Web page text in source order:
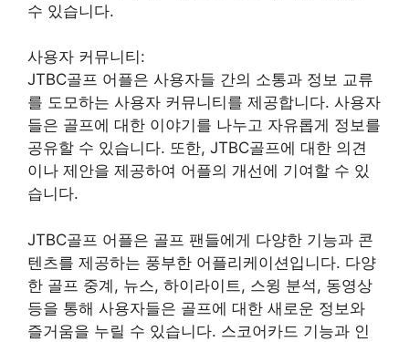
수 있습니다.
사용자 커뮤니티:
JTBC골프 어플은 사용자들 간의 소통과 정보 교류
를 도모하는 사용자 커뮤니티를 제공합니다. 사용자
들은 골프에 대한 이야기를 나누고 자유롭게 정보를
공유할 수 있습니다. 또한, JTBC골프에 대한 의견
이나 제안을 제공하여 어플의 개선에 기여할 수 있
습니다.
JTBC골프 어플은 골프 팬들에게 다양한 기능과 콘
텐츠를 제공하는 풍부한 어플리케이션입니다. 다양
한 골프 중계, 뉴스, 하이라이트, 스윙 분석, 동영상
등을 통해 사용자들은 골프에 대한 새로운 정보와
즐거움을 누릴 수 있습니다. 스코어카드 기능과 인